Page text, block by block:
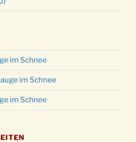
im Schnee
im Schnee
im Schnee